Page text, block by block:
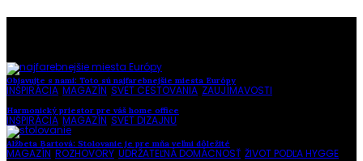
Objavujte s nami: Toto sú najfarebnejšie miesta Európy
INŠPIRÁCIA MAGAZÍN SVET CESTOVANIA ZAUJÍMAVOSTI
Harmonický priestor pre váš home office
INŠPIRÁCIA MAGAZÍN SVET DIZAJNU
Alžbeta Bartová: Stolovanie je pre mňa veľmi dôležité
MAGAZÍN ROZHOVORY UDRŽATEĽNÁ DOMÁCNOSŤ ŽIVOT PODĽA HYGGE